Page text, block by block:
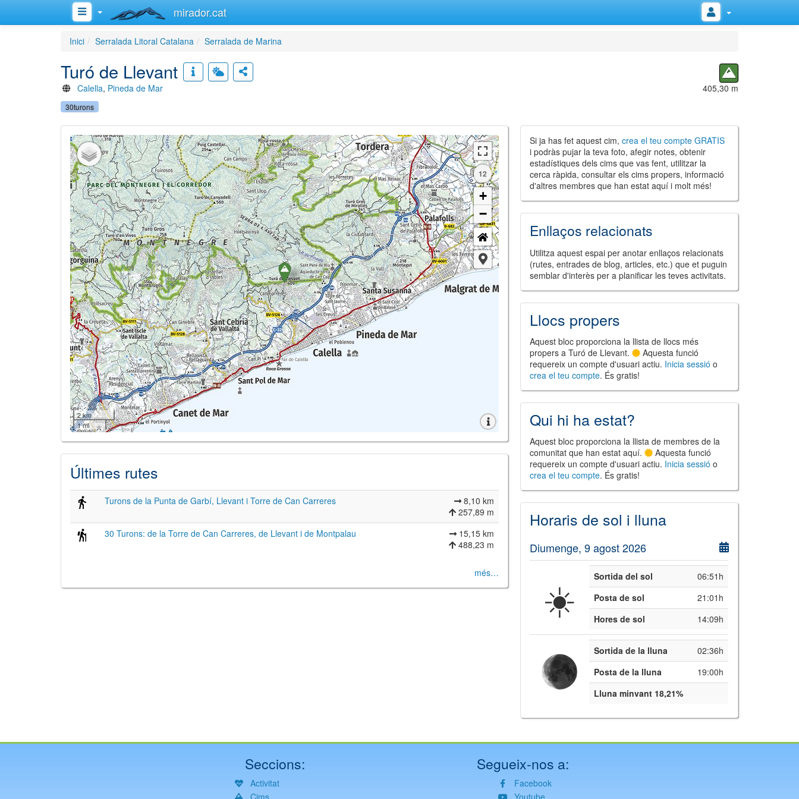
mirador.cat
Inici Serralada Litoral Catalana Serralada de Marina
Turó de Llevant
Calella, Pineda de Mar 405,30 m
30turons
12
+
−
2 km
1 mi
Últimes rutes
Turons de la Punta de Garbí, Llevant i Torre de Can Carreres
8,10 km
257,89 m
30 Turons: de la Torre de Can Carreres, de Llevant i de Montpalau
15,15 km
488,23 m
més…
Si ja has fet aquest cim,crea el teu compte GRATIS
i podràs pujar la teva foto, afegir notes, obtenir
estadístiques dels cims que vas fent, utilitzar la
cerca ràpida, consultar els cims propers, informació
d'altres membres que han estat aquí i molt més!
Enllaços relacionats
Utilitza aquest espai per anotar enllaços relacionats
(rutes, entrades de blog, articles, etc.) que et puguin
semblar d'interès per a planificar les teves activitats.
Llocs propers
Aquest bloc proporciona la llista de llocs més
propers a Turó de Llevant.
Aquesta funció
requereix un compte d'usuari actiu. Inicia sessió o
crea el teu compte. És gratis!
Qui hi ha estat?
Aquest bloc proporciona la llista de membres de la
comunitat que han estat aquí.
Aquesta funció
requereix un compte d'usuari actiu. Inicia sessió o
crea el teu compte. És gratis!
Horaris de sol i lluna
Diumenge, 9 agost 2026
☀️ Sortida del sol
06:51h
Posta de sol
21:01h
Hores de sol
14:09h
Sortida de la lluna
02:36h
Posta de la lluna
19:00h
Lluna minvant 18,21%
Seccions:
Activitat
Cims
Segueix-nos a:
Facebook
Youtube